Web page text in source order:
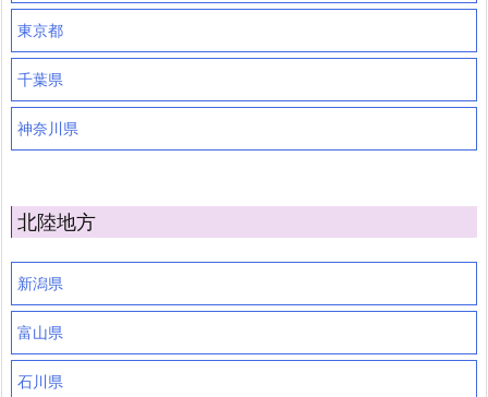
東京都
千葉県
神奈川県
北陸地方
新潟県
富山県
石川県